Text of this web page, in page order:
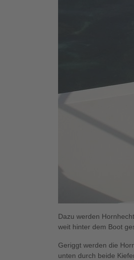
Dazu werden
weit hinter dem Boot
Geriggt werden die
unten durch beide